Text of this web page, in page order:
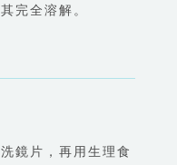
完全溶解。
鏡片，再用生理食